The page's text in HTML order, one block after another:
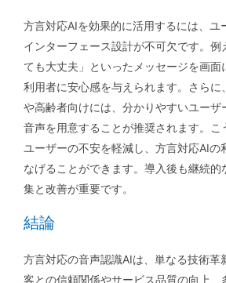
方言対応AIを効果的に活用するには、ユ
インターフェース設計が不可欠です。例
ても大丈夫」といったメッセージを画面
利用者に安心感を与えられます。さらに
や高齢者向けには、分かりやすいユーザ
音声を用意することが推奨されます。こ
ユーザーの不安を軽減し、方言対応AIの
なげることができます。導入後も継続的
集と改善が重要です。
結論
方言対応の音声認識AIは、単なる技術革
客との信頼関係やサービス品質の向上、